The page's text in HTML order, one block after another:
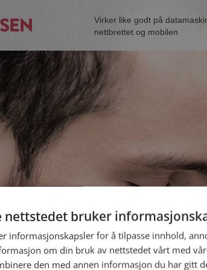
Virker like godt på
nettbrettet og mobilen
fra Alver
nettstedet bruker
informasjonskapsler for å tilpasse innhold,
om din bruk av nettstedet vårt med
den med annen informasjon du har gitt